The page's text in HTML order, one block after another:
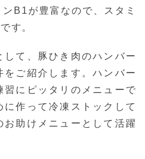
B1が豊富なので、スタミ
す。
て、豚ひき肉のハンバー
ご紹介します。ハンバー
習にピッタリのメニューで
作って冷凍ストックして
助けメニューとして活躍